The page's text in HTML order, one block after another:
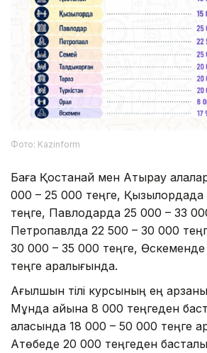
Фото: Kazinform
Баға Қостанай мен Атырау
000 – 25 000 теңге, Қызылордада
теңге, Павлодарда 25 000 – 33
Петропавлда 22 500 – 30 000
30 000 – 35 000 теңге,
теңге аралығында.
Ағылшын тілі курсының ең
Мұнда айына 8 000 теңгеден
қаласында 18 000 – 50 000 теңге
Ақтөбеде 20 000 теңгеден